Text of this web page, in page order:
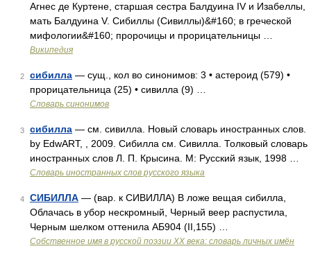
Агнес де Куртене, старшая сестра Балдуина IV и Изабеллы,
мать Балдуина V. Сибиллы (Сивиллы)&#160; в греческой
мифологии&#160; пророчицы и прорицательницы …
Википедия
2 сибилла — сущ., кол во синонимов: 3 • астероид (579) •
прорицательница (25) • сивилла (9) …
Словарь синонимов
3 сибилла — см. сивилла. Новый словарь иностранных слов.
by EdwART, , 2009. Сибилла см. Сивилла. Толковый словарь
иностранных слов Л. П. Крысина. М: Русский язык, 1998 …
Словарь иностранных слов русского языка
4 СИБИЛЛА — (вар. к СИВИЛЛА) В ложе вещая сибилла,
Облачась в убор нескромный, Черный веер распустила,
Черным шелком оттенила АБ904 (II,155) …
Собственное имя в русской поэзии XX века: словарь личных имён